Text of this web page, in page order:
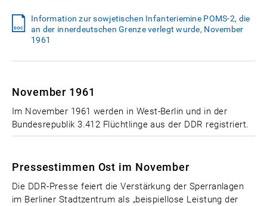
Information zur sowjetischen Infanteriemine POMS-2, die
an der innerdeutschen Grenze verlegt wurde, November
1961
November 1961
Im November 1961 werden in West-Berlin und in der
Bundesrepublik 3.412 Flüchtlinge aus der DDR registriert.
Pressestimmen Ost im November
Die DDR-Presse feiert die Verstärkung der Sperranlagen
im Berliner Stadtzentrum als „beispiellose Leistung der